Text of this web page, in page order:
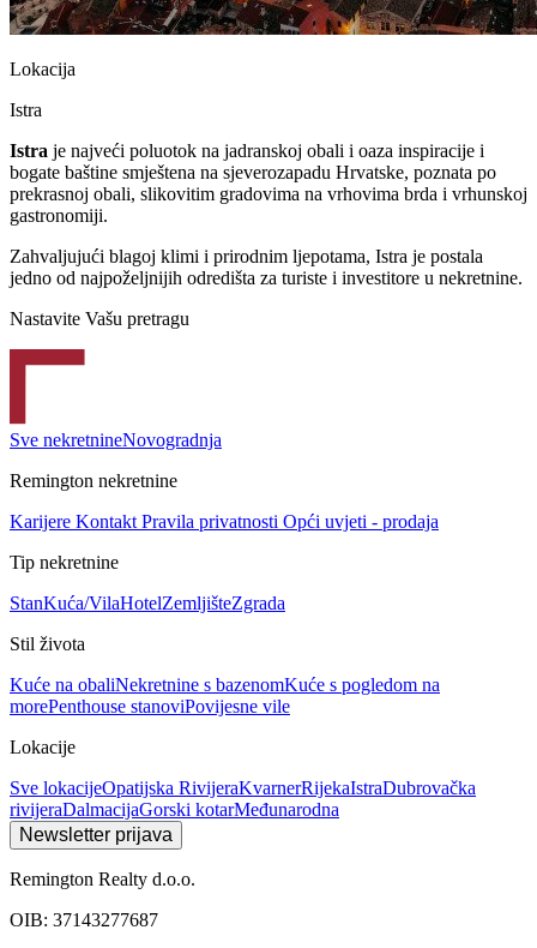
Lokacija
Istra
Istra je najveći poluotok na jadranskoj obali i oaza inspiracije i
bogate baštine smještena na sjeverozapadu Hrvatske, poznata po
prekrasnoj obali, slikovitim gradovima na vrhovima brda i vrhunskoj
gastronomiji.
Zahvaljujući blagoj klimi i prirodnim ljepotama, Istra je postala
jedno od najpoželjnijih odredišta za turiste i investitore u nekretnine.
Nastavite Vašu pretragu
Sve nekretnineNovogradnja
Remington nekretnine
Karijere Kontakt Pravila privatnosti Opći uvjeti - prodaja
Tip nekretnine
StanKuća/VilaHotelZemljišteZgrada
Stil života
Kuće na obaliNekretnine s bazenomKuće s pogledom na
morePenthouse stanoviPovijesne vile
Lokacije
Sve lokacijeOpatijska RivijeraKvarnerRijekaIstraDubrovačka
rivijeraDalmacijaGorski kotarMeđunarodna
Newsletter prijava
Remington Realty d.o.o.
OIB: 37143277687